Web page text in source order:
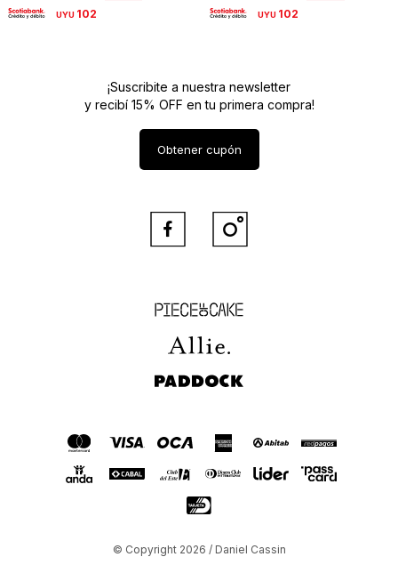
UYU 102 UYU 102
Piece of Cake
Allie
Paddock
¡Suscribite a nuestra newsletter
y recibí 15% OFF en tu primera compra!
Obtener cupón
 
© Copyright 2026 / Daniel Cassin